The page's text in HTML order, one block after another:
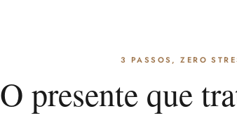
3 PASSOS, ZERO
O presente que